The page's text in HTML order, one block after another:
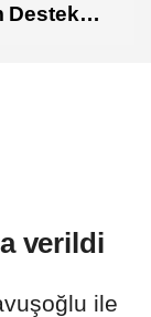
Destek
verildi
ile